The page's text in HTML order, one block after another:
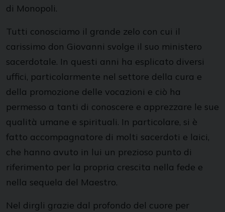
di Monopoli.
Tutti conosciamo il grande zelo con cui il
carissimo don Giovanni svolge il suo ministero
sacerdotale. In questi anni ha esplicato diversi
uffici, particolarmente nel settore della cura e
della promozione delle vocazioni e ciò ha
permesso a tanti di conoscere e apprezzare le sue
qualità umane e spirituali. In particolare, si è
fatto accompagnatore di molti sacerdoti e laici,
che hanno avuto in lui un prezioso punto di
riferimento per la propria crescita nella fede e
nella sequela del Maestro.
Nel dirgli grazie dal profondo del cuore per